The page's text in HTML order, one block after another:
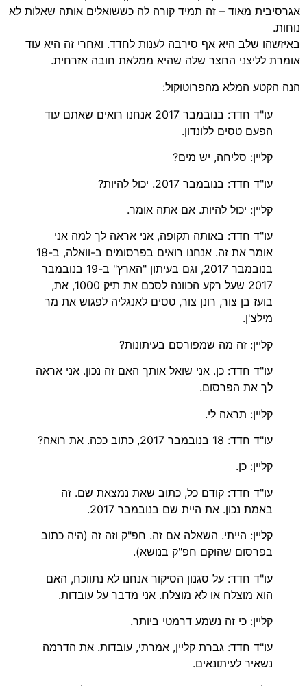
אגרסיבית מאוד – זה תמיד קורה לה כששואלים אותה שאלות לא
נוחות.
באיזשהו שלב היא אף סירבה לענות לחדד. ואחרי זה היא עוד
אומרת לליצני החצר שלה שהיא ממלאת חובה אזרחית.
הנה הקטע המלא מהפרוטוקול:
עו"ד חדד: בנובמבר 2017 אנחנו רואים שאתם עוד
הפעם טסים ללונדון.
קליין: סליחה, יש מים?
עו"ד חדד: בנובמבר 2017. יכול להיות?
קליין: יכול להיות. אם אתה אומר.
עו"ד חדד: באותה תקופה, אני אראה לך למה אני
אומר את זה. אנחנו רואים בפרסומים ב-וואלה, ב-18
בנובמבר 2017, וגם בעיתון "הארץ" ב-19 בנובמבר
2017 שעל רקע הכוונה לסכם את תיק 1000, את,
בועז בן צור, רונן צור, טסים לאנגליה לפגוש את מר
מילצ'ן.
קליין: זה מה שמפורסם בעיתונות?
עו"ד חדד: כן. אני שואל אותך האם זה נכון. אני אראה
לך את הפרסום.
קליין: תראה לי.
עו"ד חדד: 18 בנובמבר 2017, כתוב ככה. את רואה?
קליין: כן.
עו"ד חדד: קודם כל, כתוב שאת נמצאת שם. זה
באמת נכון. את היית שם בנובמבר 2017.
קליין: הייתי. השאלה אם זה. חפ"ק וזה זה (היה כתוב
בפרסום שהוקם חפ"ק בנושא).
עו"ד חדד: על סגנון הסיקור אנחנו לא נתווכח, האם
הוא מוצלח או לא מוצלח. אני מדבר על עובדות.
קליין: כי זה נשמע דרמטי ביותר.
עו"ד חדד: גברת קליין, אמרתי, עובדות. את הדרמה
נשאיר לעיתונאים.